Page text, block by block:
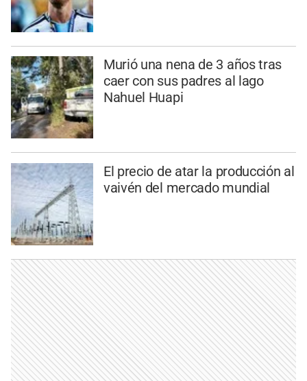
Murió una nena de 3 años tras
caer con sus padres al lago
Nahuel Huapi
El precio de atar la producción al
vaivén del mercado mundial